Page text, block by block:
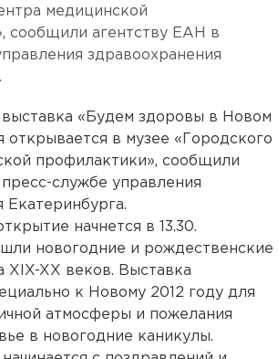
медицинской
сообщили агентству ЕАН в
здравоохранения
выставка «Будем здоровы в Новом
открывается в музее «Городского
профилактики», сообщили
службе управления
Екатеринбурга.
начнется в 13.30.
новогодние и рождественские
XIX-XX веков. Выставка
к Новому 2012 году для
атмосферы и пожелания
в новогодние каникулы.